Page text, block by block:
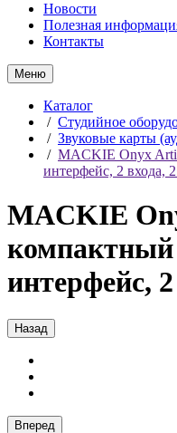
Новости
Полезная
Контакты
Меню
Каталог
/ Студийное
/ Звуковые карты
/ MACKIE Onyx
интерфейс, 2 входа,
MACKIE
компактный
интерфейс,
Назад
Вперед